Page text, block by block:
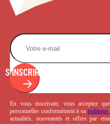
S'INSCRIRE
En vous inscrivant, vous acceptez
personnelles conformément à sa politique
actualités, nouveautés et offres par